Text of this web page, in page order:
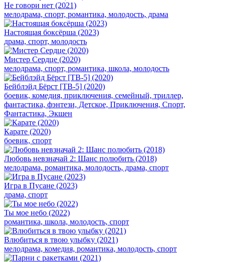
Не говори нет (2021)
мелодрама, спорт, романтика, молодость, драма
Настоящая боксёрша (2023)
драма, спорт, молодость
Мистер Сердце (2020)
мелодрама, спорт, романтика, школа, молодость
Бейблэйд Бёрст [ТВ-5] (2020)
боевик, комедия, приключения, семейный, триллер,
фантастика, фэнтези, Детское, Приключения, Спорт,
Фантастика, Экшен
Карате (2020)
боевик, спорт
Любовь невзначай 2: Шанс полюбить (2018)
мелодрама, романтика, молодость, драма, спорт
Игра в Пусане (2023)
драма, спорт
Ты мое небо (2022)
романтика, школа, молодость, спорт
Влюбиться в твою улыбку (2021)
мелодрама, комедия, романтика, молодость, спорт